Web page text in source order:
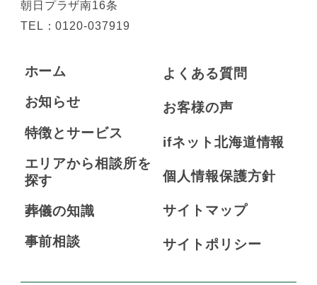
朝日プラザ南16条
TEL：0120-037919
ホーム
お知らせ
特徴とサービス
エリアから相談所を
探す
葬儀の知識
事前相談
よくある質問
お客様の声
ifネット北海道情報
個人情報保護方針
サイトマップ
サイトポリシー